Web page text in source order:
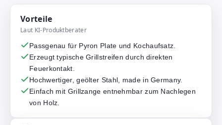
Vorteile
Laut KI-Produktberater
Passgenau für Pyron Plate und Kochaufsatz.
Erzeugt typische Grillstreifen durch direkten
Feuerkontakt.
Hochwertiger, geölter Stahl, made in Germany.
Einfach mit Grillzange entnehmbar zum Nachlegen
von Holz.